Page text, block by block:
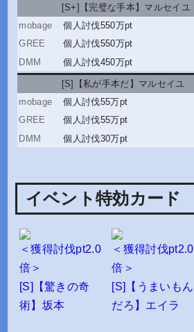
[S+]【完璧な手本】マルセイユ
個人討伐550万pt
個人討伐550万pt
個人討伐450万pt
[S]【私が手本だ】マルセイユ
個人討伐55万pt
個人討伐55万pt
個人討伐30万pt
イベント特効カード
＜獲得討伐pt2.0
倍＞
[S]【驚きの奇
術】坂本
＜獲得討伐pt2.0
倍＞
[S]【うまいもん
だろ】エイラ